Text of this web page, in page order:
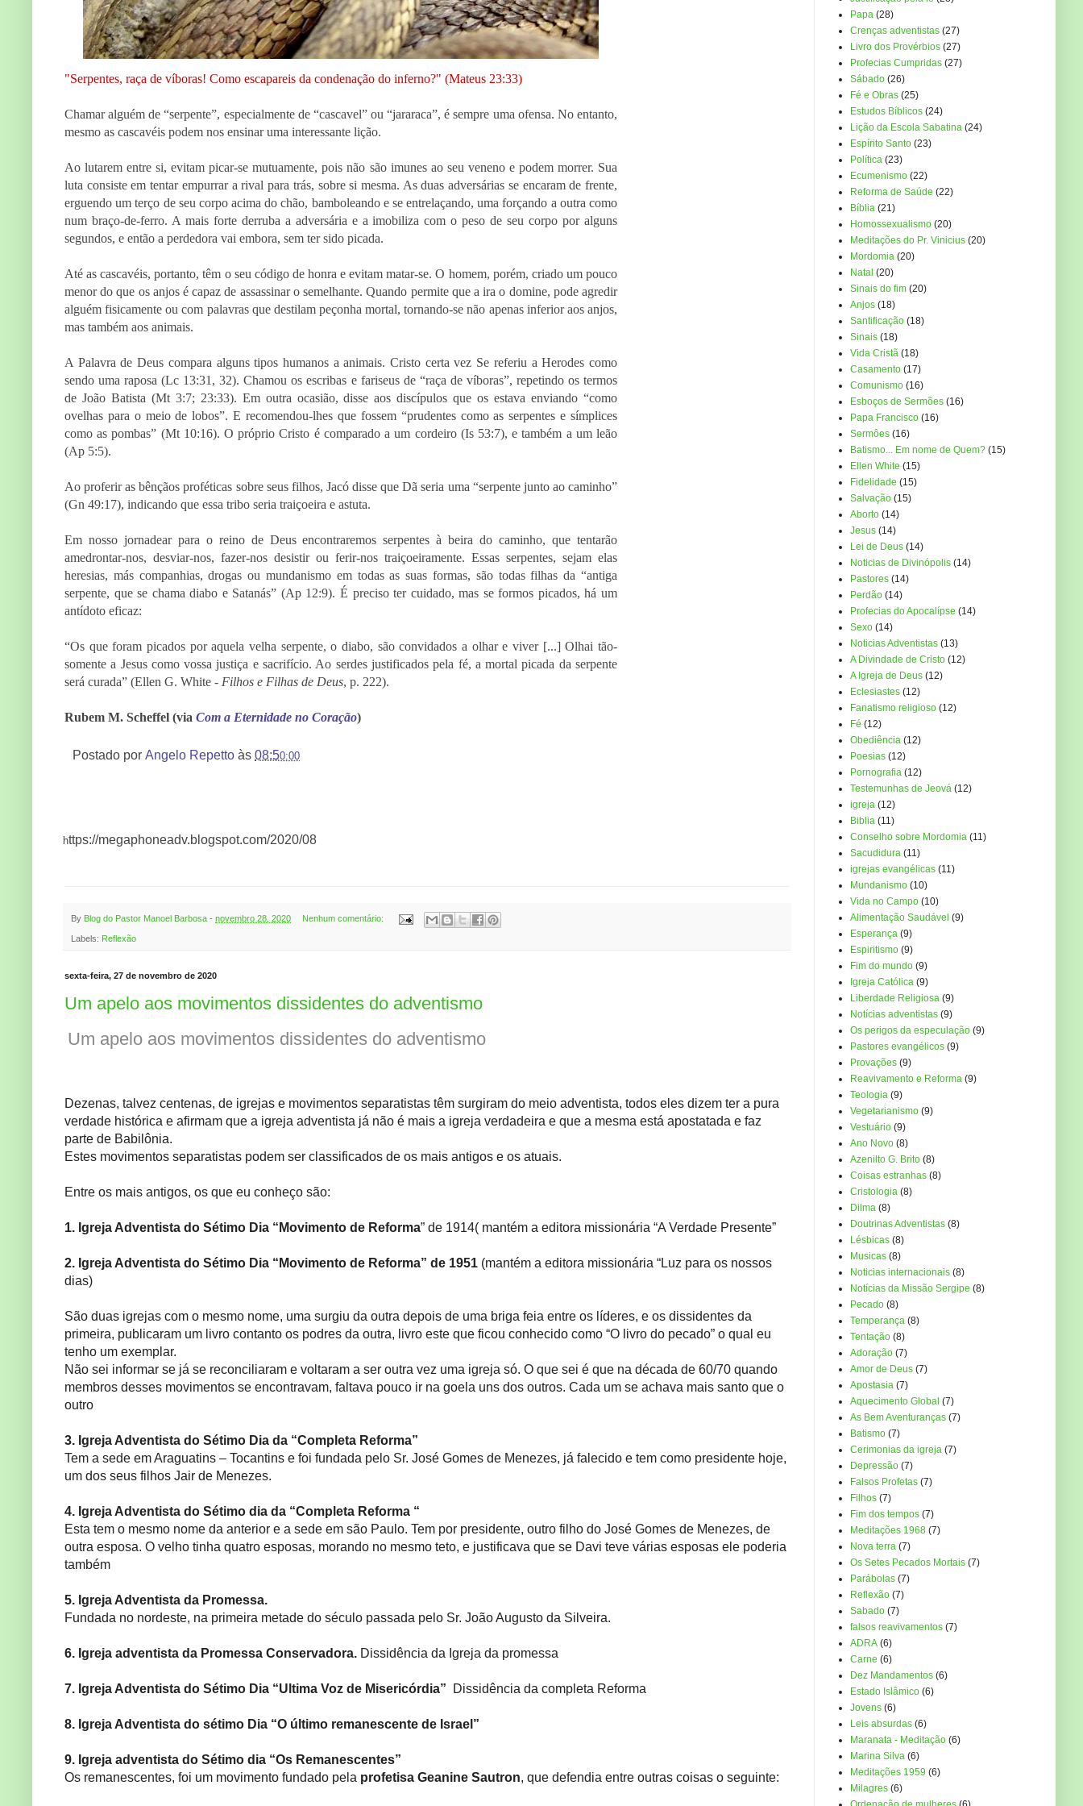
"Serpentes, raça de víboras! Como escapareis da condenação do inferno?" (Mateus 23:33)
Chamar alguém de “serpente”, especialmente de “cascavel” ou “jararaca”, é sempre uma ofensa. No entanto,
mesmo as cascavéis podem nos ensinar uma interessante lição.
Ao lutarem entre si, evitam picar-se mutuamente, pois não são imunes ao seu veneno e podem morrer. Sua
luta consiste em tentar empurrar a rival para trás, sobre si mesma. As duas adversárias se encaram de frente,
erguendo um terço de seu corpo acima do chão, bamboleando e se entrelaçando, uma forçando a outra como
num braço-de-ferro. A mais forte derruba a adversária e a imobiliza com o peso de seu corpo por alguns
segundos, e então a perdedora vai embora, sem ter sido picada.
Até as cascavéis, portanto, têm o seu código de honra e evitam matar-se. O homem, porém, criado um pouco
menor do que os anjos é capaz de assassinar o semelhante. Quando permite que a ira o domine, pode agredir
alguém fisicamente ou com palavras que destilam peçonha mortal, tornando-se não apenas inferior aos anjos,
mas também aos animais.
A Palavra de Deus compara alguns tipos humanos a animais. Cristo certa vez Se referiu a Herodes como
sendo uma raposa (Lc 13:31, 32). Chamou os escribas e fariseus de “raça de víboras”, repetindo os termos
de João Batista (Mt 3:7; 23:33). Em outra ocasião, disse aos discípulos que os estava enviando “como
ovelhas para o meio de lobos”. E recomendou-lhes que fossem “prudentes como as serpentes e símplices
como as pombas” (Mt 10:16). O próprio Cristo é comparado a um cordeiro (Is 53:7), e também a um leão
(Ap 5:5).
Ao proferir as bênçãos proféticas sobre seus filhos, Jacó disse que Dã seria uma “serpente junto ao caminho”
(Gn 49:17), indicando que essa tribo seria traiçoeira e astuta.
Em nosso jornadear para o reino de Deus encontraremos serpentes à beira do caminho, que tentarão
amedrontar-nos, desviar-nos, fazer-nos desistir ou ferir-nos traiçoeiramente. Essas serpentes, sejam elas
heresias, más companhias, drogas ou mundanismo em todas as suas formas, são todas filhas da “antiga
serpente, que se chama diabo e Satanás” (Ap 12:9). É preciso ter cuidado, mas se formos picados, há um
antídoto eficaz:
“Os que foram picados por aquela velha serpente, o diabo, são convidados a olhar e viver [...] Olhai tão-
somente a Jesus como vossa justiça e sacrifício. Ao serdes justificados pela fé, a mortal picada da serpente
será curada” (Ellen G. White - Filhos e Filhas de Deus, p. 222).
Rubem M. Scheffel (via Com a Eternidade no Coração)
Postado por Angelo Repetto às 08:50:00
https://megaphoneadv.blogspot.com/2020/08
By Blog do Pastor Manoel Barbosa - novembro 28, 2020 Nenhum comentário:
Labels: Reflexão
sexta-feira, 27 de novembro de 2020
Um apelo aos movimentos dissidentes do adventismo
Um apelo aos movimentos dissidentes do adventismo
Dezenas, talvez centenas, de igrejas e movimentos separatistas têm surgiram do meio adventista, todos eles dizem ter a pura
verdade histórica e afirmam que a igreja adventista já não é mais a igreja verdadeira e que a mesma está apostatada e faz
parte de Babilônia.
Estes movimentos separatistas podem ser classificados de os mais antigos e os atuais.
Entre os mais antigos, os que eu conheço são:
1. Igreja Adventista do Sétimo Dia “Movimento de Reforma” de 1914( mantém a editora missionária “A Verdade Presente”
2. Igreja Adventista do Sétimo Dia “Movimento de Reforma” de 1951 (mantém a editora missionária “Luz para os nossos
dias)
São duas igrejas com o mesmo nome, uma surgiu da outra depois de uma briga feia entre os líderes, e os dissidentes da
primeira, publicaram um livro contanto os podres da outra, livro este que ficou conhecido como “O livro do pecado” o qual eu
tenho um exemplar.
Não sei informar se já se reconciliaram e voltaram a ser outra vez uma igreja só. O que sei é que na década de 60/70 quando
membros desses movimentos se encontravam, faltava pouco ir na goela uns dos outros. Cada um se achava mais santo que o
outro
3. Igreja Adventista do Sétimo Dia da “Completa Reforma”
Tem a sede em Araguatins – Tocantins e foi fundada pelo Sr. José Gomes de Menezes, já falecido e tem como presidente hoje,
um dos seus filhos Jair de Menezes.
4. Igreja Adventista do Sétimo dia da “Completa Reforma “
Esta tem o mesmo nome da anterior e a sede em são Paulo. Tem por presidente, outro filho do José Gomes de Menezes, de
outra esposa. O velho tinha quatro esposas, morando no mesmo teto, e justificava que se Davi teve várias esposas ele poderia
também
5. Igreja Adventista da Promessa.
Fundada no nordeste, na primeira metade do século passada pelo Sr. João Augusto da Silveira.
6. Igreja adventista da Promessa Conservadora. Dissidência da Igreja da promessa
7. Igreja Adventista do Sétimo Dia “Ultima Voz de Misericórdia” Dissidência da completa Reforma
8. Igreja Adventista do sétimo Dia “O último remanescente de Israel”
9. Igreja adventista do Sétimo dia “Os Remanescentes”
Os remanescentes, foi um movimento fundado pela profetisa Geanine Sautron, que defendia entre outras coisas o seguinte:
Papa (28)
Crenças adventistas (27)
Livro dos Provérbios (27)
Profecias Cumpridas (27)
Sábado (26)
Fé e Obras (25)
Estudos Bíblicos (24)
Lição da Escola Sabatina (24)
Espírito Santo (23)
Política (23)
Ecumenismo (22)
Reforma de Saúde (22)
Bíblia (21)
Homossexualismo (20)
Meditações do Pr. Vinicius (20)
Mordomia (20)
Natal (20)
Sinais do fim (20)
Anjos (18)
Santificação (18)
Sinais (18)
Vida Cristã (18)
Casamento (17)
Comunismo (16)
Esboços de Sermões (16)
Papa Francisco (16)
Sermôes (16)
Batismo... Em nome de Quem? (15)
Ellen White (15)
Fidelidade (15)
Salvação (15)
Aborto (14)
Jesus (14)
Lei de Deus (14)
Noticias de Divinópolis (14)
Pastores (14)
Perdão (14)
Profecias do Apocalípse (14)
Sexo (14)
Noticias Adventistas (13)
A Divindade de Cristo (12)
A Igreja de Deus (12)
Eclesiastes (12)
Fanatismo religioso (12)
Fé (12)
Obediência (12)
Poesias (12)
Pornografia (12)
Testemunhas de Jeová (12)
igreja (12)
Biblia (11)
Conselho sobre Mordomia (11)
Sacudidura (11)
igrejas evangélicas (11)
Mundanismo (10)
Vida no Campo (10)
Alimentação Saudável (9)
Esperança (9)
Espiritismo (9)
Fim do mundo (9)
Igreja Católica (9)
Liberdade Religiosa (9)
Notícias adventistas (9)
Os perigos da especulação (9)
Pastores evangélicos (9)
Provações (9)
Reavivamento e Reforma (9)
Teologia (9)
Vegetarianismo (9)
Vestuário (9)
Ano Novo (8)
Azenilto G. Brito (8)
Coisas estranhas (8)
Cristologia (8)
Dilma (8)
Doutrinas Adventistas (8)
Lésbicas (8)
Musicas (8)
Noticias internacionais (8)
Notícias da Missão Sergipe (8)
Pecado (8)
Temperança (8)
Tentação (8)
Adoração (7)
Amor de Deus (7)
Apostasia (7)
Aquecimento Global (7)
As Bem Aventuranças (7)
Batismo (7)
Cerimonias da igreja (7)
Depressão (7)
Falsos Profetas (7)
Filhos (7)
Fim dos tempos (7)
Meditações 1968 (7)
Nova terra (7)
Os Setes Pecados Mortais (7)
Parábolas (7)
Reflexão (7)
Sabado (7)
falsos reavivamentos (7)
ADRA (6)
Carne (6)
Dez Mandamentos (6)
Estado Islâmico (6)
Jovens (6)
Leis absurdas (6)
Maranata - Meditação (6)
Marina Silva (6)
Meditações 1959 (6)
Milagres (6)